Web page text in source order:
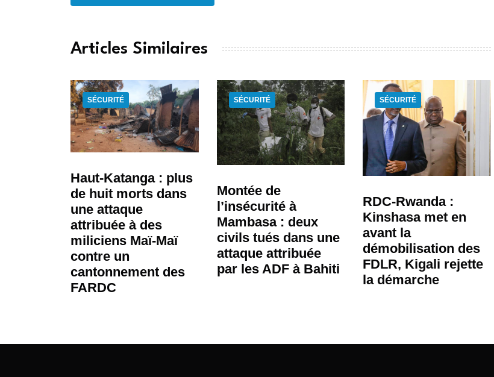
Articles Similaires
SÉCURITÉ
Haut-Katanga : plus
de huit morts dans
une attaque
attribuée à des
miliciens Maï-Maï
contre un
cantonnement des
FARDC
SÉCURITÉ
Montée de
l’insécurité à
Mambasa : deux
civils tués dans une
attaque attribuée
par les ADF à Bahiti
SÉCURITÉ
RDC-Rwanda :
Kinshasa met en
avant la
démobilisation des
FDLR, Kigali rejette
la démarche